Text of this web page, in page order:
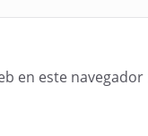
en este